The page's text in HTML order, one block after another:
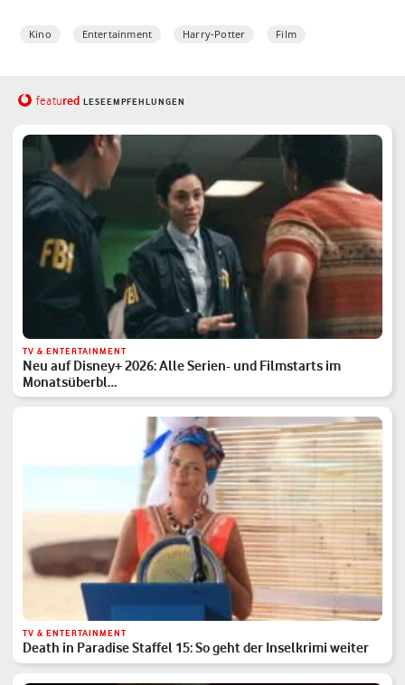
Kino Entertainment Harry-Potter Film
featured LESEEMPFEHLUNGEN
TV & ENTERTAINMENT
Neu auf Disney+ 2026: Alle Serien- und Filmstarts im
Monatsüberbl…
TV & ENTERTAINMENT
Death in Paradise Staffel 15: So geht der Inselkrimi weiter